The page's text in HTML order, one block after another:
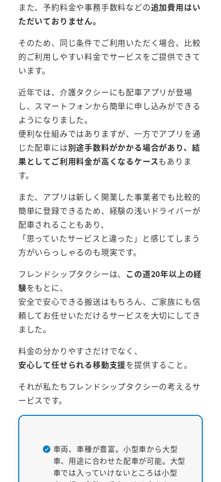
また、予約料金や事務手数料などの追加費用はい
ただいておりません。
そのため、同じ条件でご利用いただく場合、比較
的ご利用しやすい料金でサービスをご提供できて
います。
近年では、介護タクシーにも配車アプリが登場
し、スマートフォンから簡単に申し込みができる
ようになりました。
便利な仕組みではありますが、一方でアプリを通
じた配車には別途手数料がかかる場合があり、結
果としてご利用料金が高くなるケースもありま
す。
また、アプリは新しく開業した事業者でも比較的
簡単に登録できるため、経験の浅いドライバーが
配車されることもあり、
「思っていたサービスと違った」と感じてしまう
方がいらっしゃるのも現実です。
フレンドシップタクシーは、 この道20年以上の経
験をもとに、
安全で安心できる搬送はもちろん、ご家族にも信
頼してお任せいただけるサービスを大切にしてき
ました。
料金の分かりやすさだけでなく、
安心して任せられる移動支援を提供すること。
それが私たちフレンドシップタクシーの考えるサ
ービスです。
車両、車種が豊富。小型車から大型
車、用途に合わせた配車が可能。大型
車では入っていけないところは小型